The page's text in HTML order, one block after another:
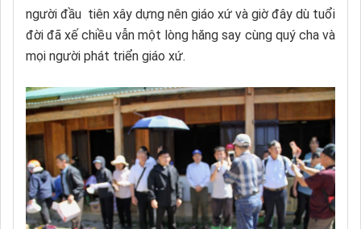
người đầu tiên xây dựng nên giáo xứ và giờ đây dù tuổi
đời đã xế chiều vẫn một lòng hăng say cùng quý cha và
mọi người phát triển giáo xứ.